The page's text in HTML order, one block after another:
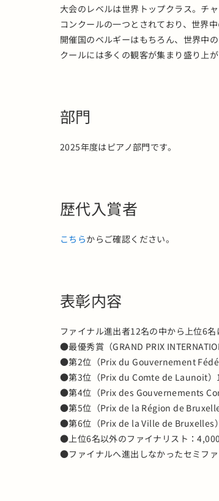
大会のレベルは世界トップクラス。チ
コンクールの一つとされており、世界
開催国のベルギーはもちろん、世界中
クールには多くの観客が集まり盛り上が
部門
2025年度はピアノ部門です。
歴代入賞者
こちらからご確認ください。
表彰内容
ファイナル進出者12名の中から上位6
●最優秀賞（GRAND PRIX
●第2位（Prix du Gouvernement
●第3位（Prix du Comte de Launoit）
●第4位（Prix des Gouvernements
●第5位（Prix de la Région de
●第6位（Prix de la Ville de Bruxelles
●上位6名以外のファイナリスト：
●ファイナルへ進出しなかったセミフ